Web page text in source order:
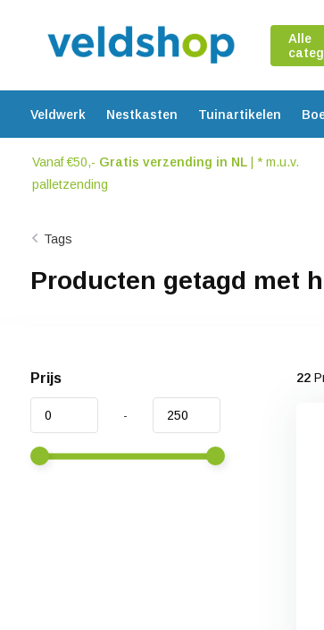
Alle
Veldwerk Nestkasten Tuinartikelen
Vanaf €50,- Gratis verzending in NL| * m.u.v.
palletzending
Tags
Producten getagd met
Prijs
-
22